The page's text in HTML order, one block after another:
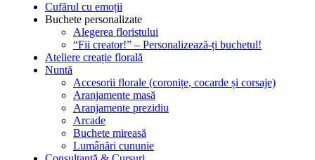
Cufărul cu emoții
Buchete personalizate
Alegerea floristului
“Fii creator!” – Personalizează-ți buchetul!
Ateliere creație florală
Nuntă
Accesorii florale (coronițe, cocarde și corsaje)
Aranjamente masă
Aranjamente prezidiu
Arcade
Buchete mireasă
Lumânări cununie